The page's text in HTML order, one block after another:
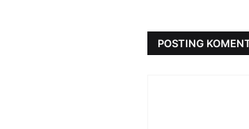
POSTING